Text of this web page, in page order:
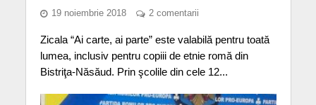
19 noiembrie 2018 2 comentarii
Zicala “Ai carte, ai parte” este valabilă pentru toată
lumea, inclusiv pentru copiii de etnie romă din
Bistriţa-Năsăud. Prin şcolile din cele 12...